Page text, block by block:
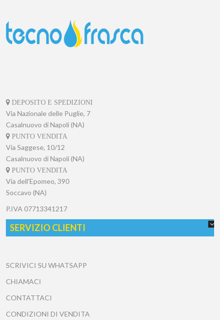
DEPOSITO E SPEDIZIONI
Via Nazionale delle Puglie, 7
Casalnuovo di Napoli (NA)
PUNTO VENDITA
Via Saggese, 10/12
Casalnuovo di Napoli (NA)
PUNTO VENDITA
Via dell'Epomeo, 390
Soccavo (NA)
P.IVA 07713341217
SERVIZIO CLIENTI
SCRIVICI SU WHATSAPP
CHIAMACI
CONTATTACI
CONDIZIONI DI VENDITA